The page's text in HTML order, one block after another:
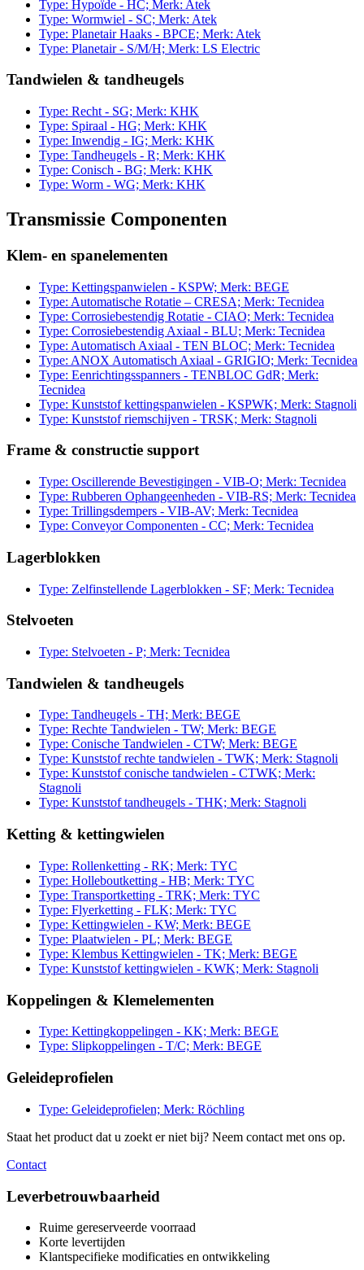
Type: Hypoïde - HC; Merk: Atek
Type: Wormwiel - SC; Merk: Atek
Type: Planetair Haaks - BPCE; Merk: Atek
Type: Planetair - S/M/H; Merk: LS Electric
Tandwielen & tandheugels
Type: Recht - SG; Merk: KHK
Type: Spiraal - HG; Merk: KHK
Type: Inwendig - IG; Merk: KHK
Type: Tandheugels - R; Merk: KHK
Type: Conisch - BG; Merk: KHK
Type: Worm - WG; Merk: KHK
Transmissie Componenten
Klem- en spanelementen
Type: Kettingspanwielen - KSPW; Merk: BEGE
Type: Automatische Rotatie – CRESA; Merk: Tecnidea
Type: Corrosiebestendig Rotatie - CIAO; Merk: Tecnidea
Type: Corrosiebestendig Axiaal - BLU; Merk: Tecnidea
Type: Automatisch Axiaal - TEN BLOC; Merk: Tecnidea
Type: ANOX Automatisch Axiaal - GRIGIO; Merk: Tecnidea
Type: Eenrichtingsspanners - TENBLOC GdR; Merk:
Tecnidea
Type: Kunststof kettingspanwielen - KSPWK; Merk: Stagnoli
Type: Kunststof riemschijven - TRSK; Merk: Stagnoli
Frame & constructie support
Type: Oscillerende Bevestigingen - VIB-O; Merk: Tecnidea
Type: Rubberen Ophangeenheden - VIB-RS; Merk: Tecnidea
Type: Trillingsdempers - VIB-AV; Merk: Tecnidea
Type: Conveyor Componenten - CC; Merk: Tecnidea
Lagerblokken
Type: Zelfinstellende Lagerblokken - SF; Merk: Tecnidea
Stelvoeten
Type: Stelvoeten - P; Merk: Tecnidea
Tandwielen & tandheugels
Type: Tandheugels - TH; Merk: BEGE
Type: Rechte Tandwielen - TW; Merk: BEGE
Type: Conische Tandwielen - CTW; Merk: BEGE
Type: Kunststof rechte tandwielen - TWK; Merk: Stagnoli
Type: Kunststof conische tandwielen - CTWK; Merk:
Stagnoli
Type: Kunststof tandheugels - THK; Merk: Stagnoli
Ketting & kettingwielen
Type: Rollenketting - RK; Merk: TYC
Type: Holleboutketting - HB; Merk: TYC
Type: Transportketting - TRK; Merk: TYC
Type: Flyerketting - FLK; Merk: TYC
Type: Kettingwielen - KW; Merk: BEGE
Type: Plaatwielen - PL; Merk: BEGE
Type: Klembus Kettingwielen - TK; Merk: BEGE
Type: Kunststof kettingwielen - KWK; Merk: Stagnoli
Koppelingen & Klemelementen
Type: Kettingkoppelingen - KK; Merk: BEGE
Type: Slipkoppelingen - T/C; Merk: BEGE
Geleideprofielen
Type: Geleideprofielen; Merk: Röchling
Staat het product dat u zoekt er niet bij? Neem contact met ons op.
Contact
Leverbetrouwbaarheid
Ruime gereserveerde voorraad
Korte levertijden
Klantspecifieke modificaties en ontwikkeling